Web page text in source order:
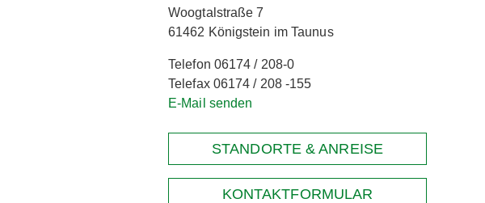
Woogtalstraße 7
61462 Königstein im Taunus
Telefon 06174 / 208-0
Telefax 06174 / 208 -155
E-Mail senden
STANDORTE & ANREISE
KONTAKTFORMULAR